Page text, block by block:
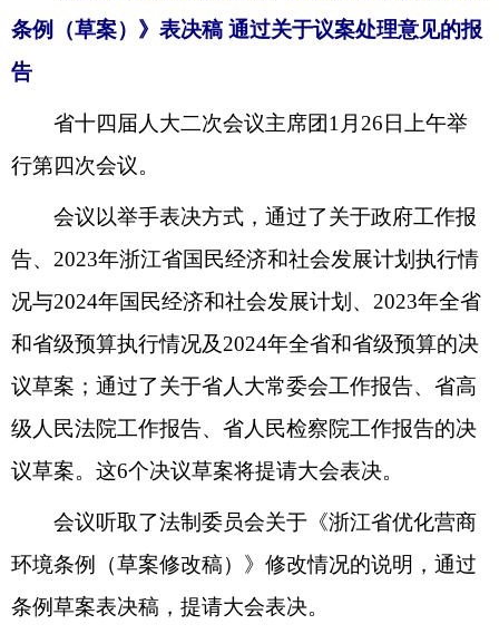
条例（草案）》表决稿 通过关于议案处理意见的报
告
省十四届人大二次会议主席团1月26日上午举
行第四次会议。
会议以举手表决方式，通过了关于政府工作报
告、2023年浙江省国民经济和社会发展计划执行情
况与2024年国民经济和社会发展计划、2023年全省
和省级预算执行情况及2024年全省和省级预算的决
议草案；通过了关于省人大常委会工作报告、省高
级人民法院工作报告、省人民检察院工作报告的决
议草案。这6个决议草案将提请大会表决。
会议听取了法制委员会关于《浙江省优化营商
环境条例（草案修改稿）》修改情况的说明，通过
条例草案表决稿，提请大会表决。